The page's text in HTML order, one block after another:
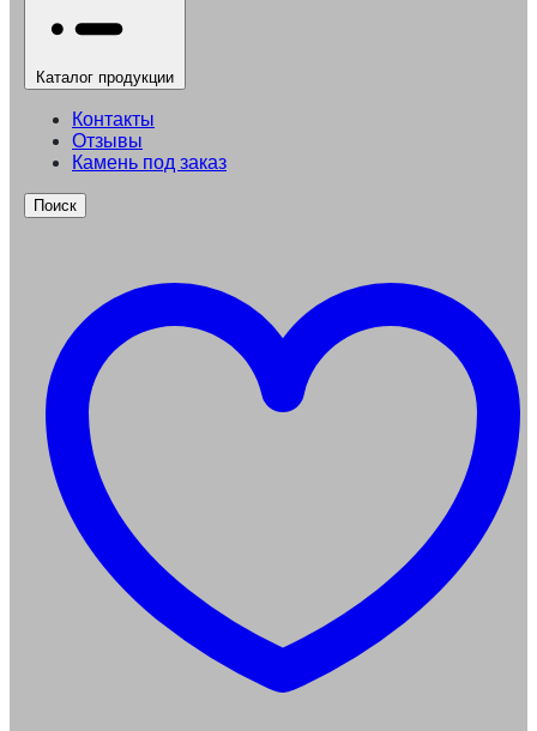
Каталог продукции
Контакты
Отзывы
Камень под заказ
Поиск